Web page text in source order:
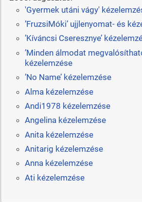
'Gyermek utáni vágy'
’FruzsiMóki’ ujjlenyomat- és
’Kíváncsi Cseresznye’
’Minden álmodat
kézelemzése
’No Name’ kézelemzése
Alma kézelemzése
Andi1978 kézelemzése
Angelina kézelemzése
Anita kézelemzése
Anitarig kézelemzése
Anna kézelemzése
Ati kézelemzése